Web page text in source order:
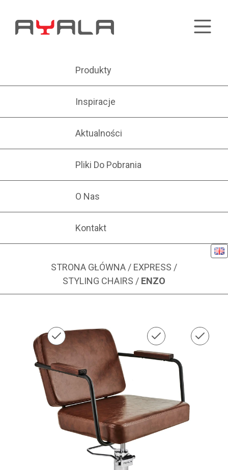
Produkty
Inspiracje
Aktualności
Pliki Do Pobrania
O Nas
Kontakt
STRONA GŁÓWNA / EXPRESS /
STYLING CHAIRS / ENZO